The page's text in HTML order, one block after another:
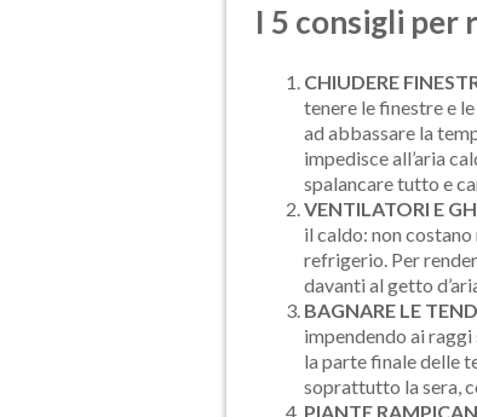
I 5 consigli per
CHIUDERE
tenere le finestre e
ad abbassare la
impedisce all’aria
spalancare tutto e
VENTILATORI E
il caldo: non
refrigerio. Per
davanti al getto
BAGNARE LE
impendendo ai
la parte finale delle
soprattutto la sera,
PIANTE